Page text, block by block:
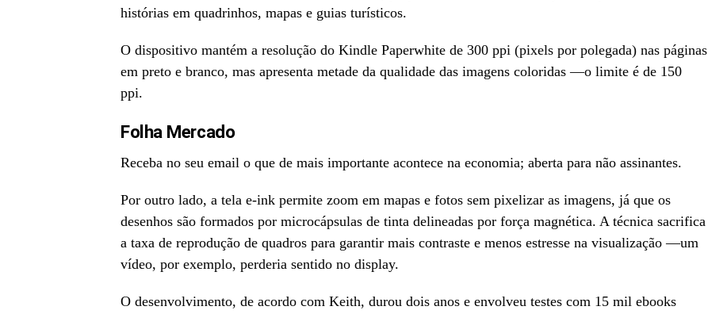
histórias em quadrinhos, mapas e guias turísticos.
O dispositivo mantém a resolução do Kindle Paperwhite de 300 ppi (pixels por polegada) nas páginas
em preto e branco, mas apresenta metade da qualidade das imagens coloridas —o limite é de 150
ppi.
Folha Mercado
Receba no seu email o que de mais importante acontece na economia; aberta para não assinantes.
Por outro lado, a tela e-ink permite zoom em mapas e fotos sem pixelizar as imagens, já que os
desenhos são formados por microcápsulas de tinta delineadas por força magnética. A técnica sacrifica
a taxa de reprodução de quadros para garantir mais contraste e menos estresse na visualização —um
vídeo, por exemplo, perderia sentido no display.
O desenvolvimento, de acordo com Keith, durou dois anos e envolveu testes com 15 mil ebooks